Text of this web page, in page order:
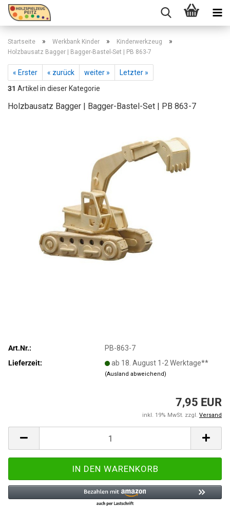
Startseite » Werkbank Kinder » Kinderwerkzeug »
Holzbausatz Bagger | Bagger-Bastel-Set | PB 863-7
« Erster « zurück weiter »
Letzter »
31 Artikel in dieser Kategorie
Holzbausatz Bagger | Bagger-Bastel-Set | PB 863-7
Art.Nr.:
PB-863-7
Lieferzeit:
ab 18. August 1-2 Werktage**
(Ausland abweichend)
7,95 EUR
inkl. 19% MwSt. zzgl. Versand